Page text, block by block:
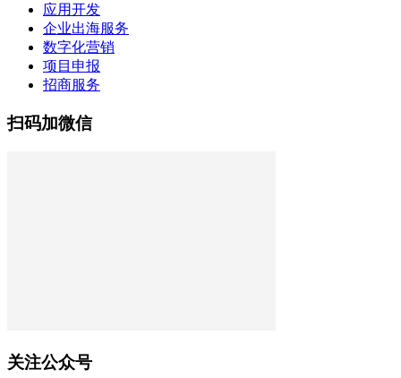
应用开发
企业出海服务
数字化营销
项目申报
招商服务
扫码加微信
关注公众号